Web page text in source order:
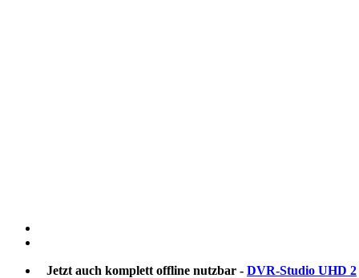
Jetzt auch komplett offline nutzbar - DVR-Studio UHD 2